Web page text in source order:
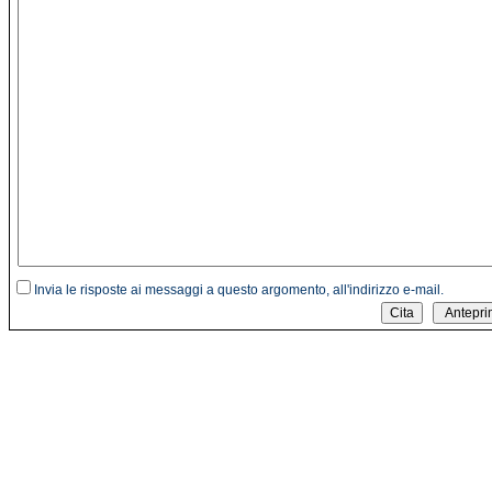
Invia le risposte ai messaggi a questo argomento, all'indirizzo e-mail.